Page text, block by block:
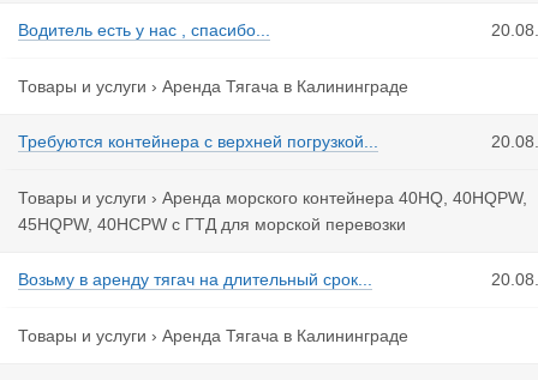
Водитель есть у нас , спасибо...
Товары и услуги › Аренда Тягача в Калининграде
Требуются контейнера с верхней погрузкой...
Товары и услуги › Аренда морского контейнера 40HQ, 40HQPW,
45HQPW, 40HCPW с ГТД для морской перевозки
Возьму в аренду тягач на длительный срок...
Товары и услуги › Аренда Тягача в Калининграде